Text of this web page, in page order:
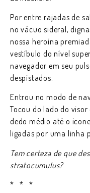
Por entre rajadas de
no vácuo sideral,
nossa heroína
vestíbulo do nível
navegador em seu
despistados.
Entrou no modo de
Tocou do lado do
dedo médio até o
ligadas por uma linha
Tem certeza de que
stratocumulus?
* * *